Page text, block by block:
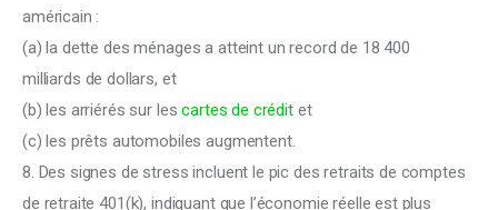
américain :
(a) la dette des ménages a atteint un record de 18 400
milliards de dollars, et
(b) les arriérés sur les cartes de crédit et
(c) les prêts automobiles augmentent.
8. Des signes de stress incluent le pic des retraits de comptes
de retraite 401(k), indiquant que l’économie réelle est plus